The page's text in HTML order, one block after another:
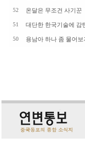
52 온달은 무조건 사기꾼
51 대단한 한국기술에 감
50 용남아 하나 좀 물어보